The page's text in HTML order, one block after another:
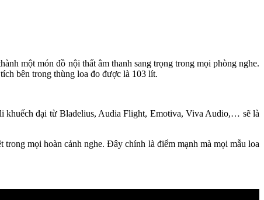
một món đồ nội thất âm thanh sang trọng trong mọi phòng nghe.
bên trong thùng loa đo được là 103 lít.
khuếch đại từ Bladelius, Audia Flight, Emotiva, Viva Audio,… sẽ là
mọi hoàn cảnh nghe. Đây chính là điểm mạnh mà mọi mẫu loa